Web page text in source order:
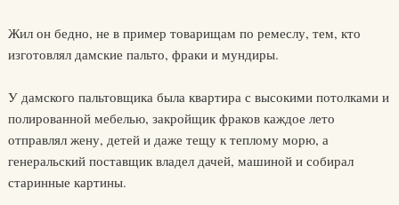
Жил он бедно, не в пример товарищам по ремеслу, тем, кто
изготовлял дамские пальто, фраки и мундиры.
У дамского пальтовщика была квартира с высокими потолками и
полированной мебелью, закройщик фраков каждое лето
отправлял жену, детей и даже тещу к теплому морю, а
генеральский поставщик владел дачей, машиной и собирал
старинные картины.